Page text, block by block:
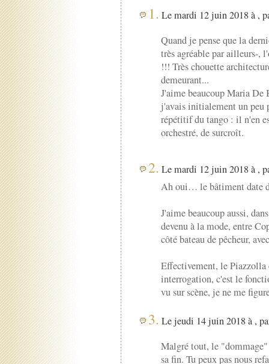
1. Le mardi 12 juin 2018 à ,
Quand je pense que la
très agréable par ailleurs-,
!!! Très chouette
demeurant...
J'aime beaucoup Maria De
j'avais initialement un peu
répétitif du tango : il n'en
orchestré, de surcroît.
2. Le mardi 12 juin 2018 à ,
Ah oui… le bâtiment date
J'aime beaucoup aussi,
devenu à la mode, entre
côté bateau de pêcheur,
Effectivement, le Piazzolla
interrogation, c'est le
vu sur scène, je ne me
3. Le jeudi 14 juin 2018 à ,
Malgré tout, le
sa fin. Tu peux pas nous